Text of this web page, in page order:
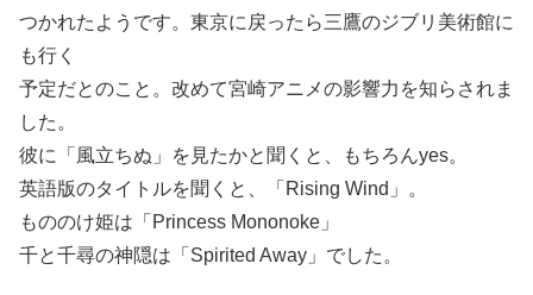
つかれたようです。東京に戻ったら三鷹のジブリ美術館に
も行く
予定だとのこと。改めて宮崎アニメの影響力を知らされま
した。
彼に「風立ちぬ」を見たかと聞くと、もちろんyes。
英語版のタイトルを聞くと、「Rising Wind」。
もののけ姫は「Princess Mononoke」
千と千尋の神隠は「Spirited Away」でした。